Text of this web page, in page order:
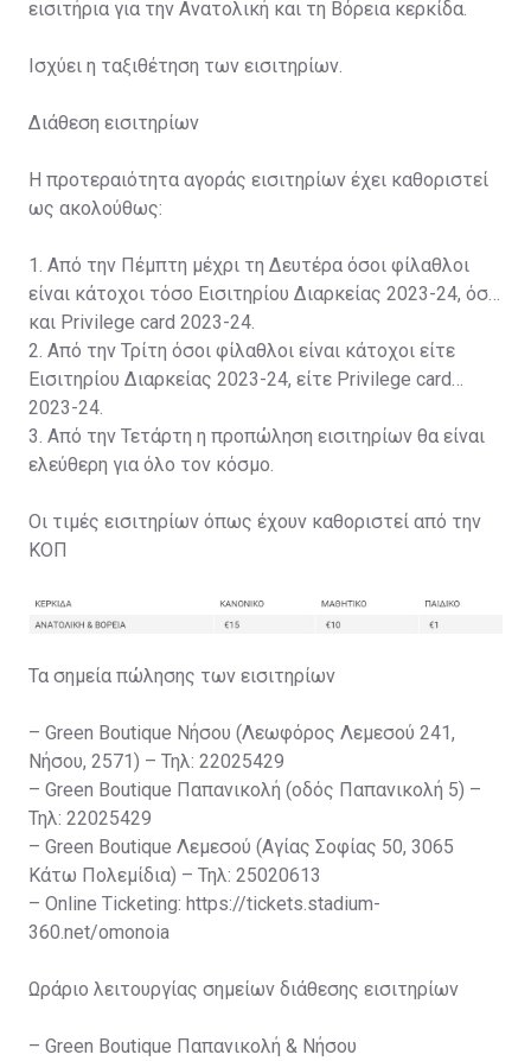
εισιτήρια για την Ανατολική και τη Βόρεια κερκίδα.
Ισχύει η ταξιθέτηση των εισιτηρίων.
Διάθεση εισιτηρίων
Η προτεραιότητα αγοράς εισιτηρίων έχει καθοριστεί
ως ακολούθως:
1. Από την Πέμπτη μέχρι τη Δευτέρα όσοι φίλαθλοι
είναι κάτοχοι τόσο Εισιτηρίου Διαρκείας 2023-24, όσο
και Privilege card 2023-24.
2. Από την Τρίτη όσοι φίλαθλοι είναι κάτοχοι είτε
Εισιτηρίου Διαρκείας 2023-24, είτε Privilege card
2023-24.
3. Από την Τετάρτη η προπώληση εισιτηρίων θα είναι
ελεύθερη για όλο τον κόσμο.
Οι τιμές εισιτηρίων όπως έχουν καθοριστεί από την
ΚΟΠ
Τα σημεία πώλησης των εισιτηρίων
– Green Boutique Νήσου (Λεωφόρος Λεμεσού 241,
Νήσου, 2571) – Τηλ: 22025429
– Green Boutique Παπανικολή (οδός Παπανικολή 5) –
Τηλ: 22025429
– Green Boutique Λεμεσού (Αγίας Σοφίας 50, 3065
Κάτω Πολεμίδια) – Τηλ: 25020613
– Online Ticketing: https://tickets.stadium-
360.net/omonoia
Ωράριο λειτουργίας σημείων διάθεσης εισιτηρίων
– Green Boutique Παπανικολή & Νήσου